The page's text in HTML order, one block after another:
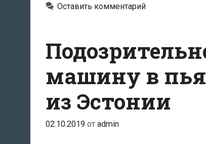
Оставить комментарий
машину в
из Эстонии
02.10.2019 от admin